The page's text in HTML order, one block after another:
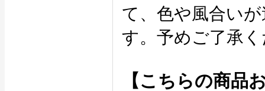
て、色や風合い
す。予めご了承
【こちらの商品